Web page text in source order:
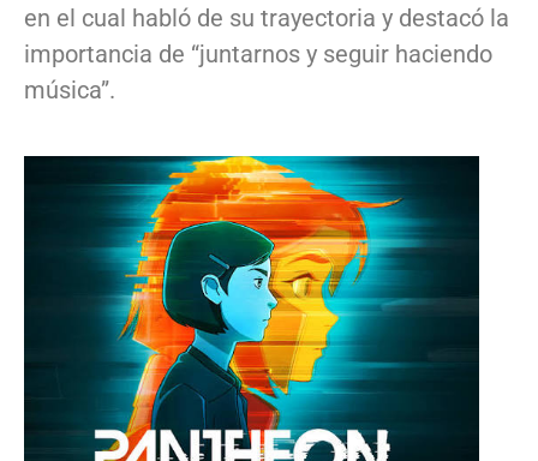
en el cual habló de su trayectoria y destacó la
importancia de “juntarnos y seguir haciendo
música”.